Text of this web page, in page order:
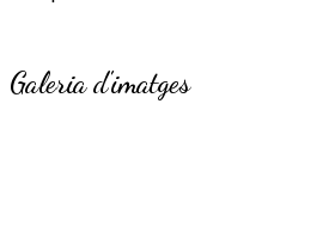
Galeria d'imatges